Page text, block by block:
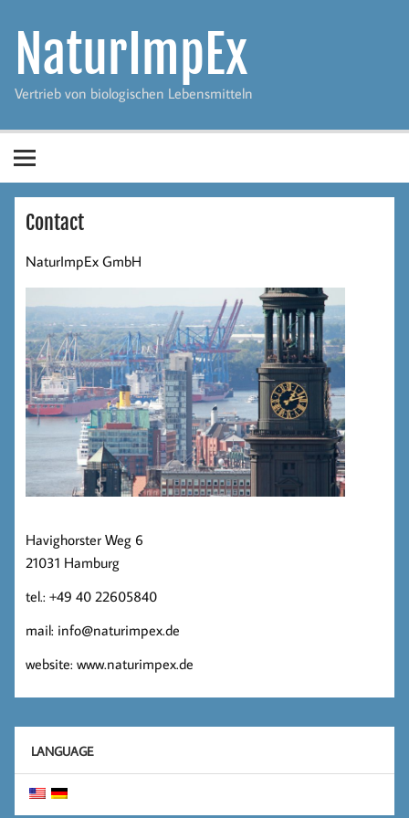
contentNaturImpEx
Vertrieb von biologischen Lebensmitteln
Contact
NaturImpEx GmbH
Havighorster Weg 6
21031 Hamburg
tel.: +49 40 22605840
mail: info@naturimpex.de
website: www.naturimpex.de
LANGUAGE